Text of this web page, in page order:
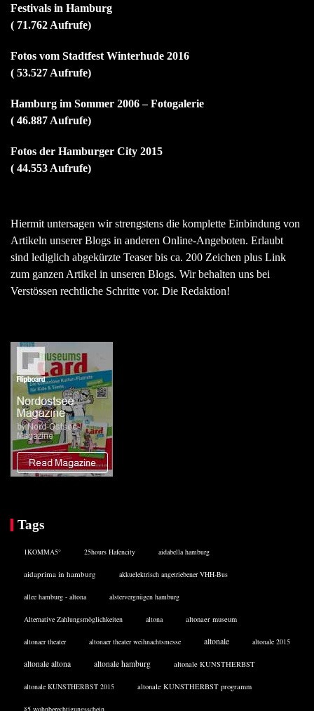
Festivals in Hamburg
( 71.762 Aufrufe)
Fotos vom Stadtfest Winterhude 2016
( 53.527 Aufrufe)
Hamburg im Sommer 2006 – Fotogalerie
( 46.887 Aufrufe)
Fotos der Hamburger City 2015
( 44.553 Aufrufe)
Hiermit untersagen wir strengstens die komplette Einbindung von
Artikeln unserer Blogs in anderen Online-Angeboten. Erlaubt
sind lediglich abgekürzte Teaser bis ca. 200 Zeichen plus Link
zum ganzen Artikel in unseren Blogs. Wir behalten uns bei
Verstössen rechtliche Schritte vor. Die Redaktion!
Tags
1KOMMA5° 25hours Hafencity aidabella hamburg
aidaprima in hamburg akkuelektrisch angetriebener VHH-Bus
allee hamburg - altona alstervergnügen hamburg
Alternative Zahlungsmöglichkeiten altona altonaer museum
altonaer theater altonaer theater weihnachtsmesse altonale altonale 2015
altonale altona altonale hamburg altonale KUNSTHERBST
altonale KUNSTHERBST 2015 altonale KUNSTHERBST programm